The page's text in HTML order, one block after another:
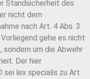
Standsicherheit des
nicht dem
nach Art. 4 Abs. 3
gehe es nicht
um die Abwehr
Der hier
sei lex specialis zu Art.